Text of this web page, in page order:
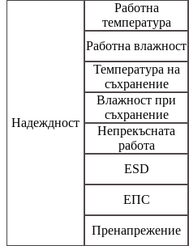
Надеждност
Работна
температура
Работна влажност
Температура на
съхранение
Влажност при
съхранение
Непрекъсната
работа
ESD
ЕПС
Пренапрежение